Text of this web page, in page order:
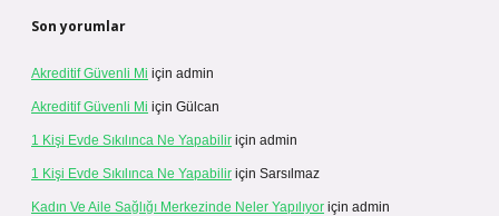
Son yorumlar
Akreditif Güvenli Mi için admin
Akreditif Güvenli Mi için Gülcan
1 Kişi Evde Sıkılınca Ne Yapabilir için admin
1 Kişi Evde Sıkılınca Ne Yapabilir için Sarsılmaz
Kadın Ve Aile Sağlığı Merkezinde Neler Yapılıyor için admin